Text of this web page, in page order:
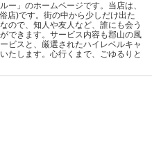
ー」のホームページです。当店は、
店)です。街の中から少しだけ出た
ので、知人や友人など、誰にも会う
できます。サービス内容も郡山の風
ビスと、厳選されたハイレベルキャ
たします。心行くまで、ごゆるりと